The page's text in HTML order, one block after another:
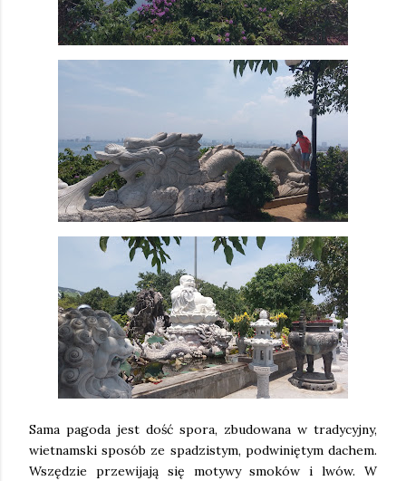
Sama pagoda jest dość spora, zbudowana w tradycyjny,
wietnamski sposób ze spadzistym, podwiniętym dachem.
Wszędzie przewijają się motywy smoków i lwów. W